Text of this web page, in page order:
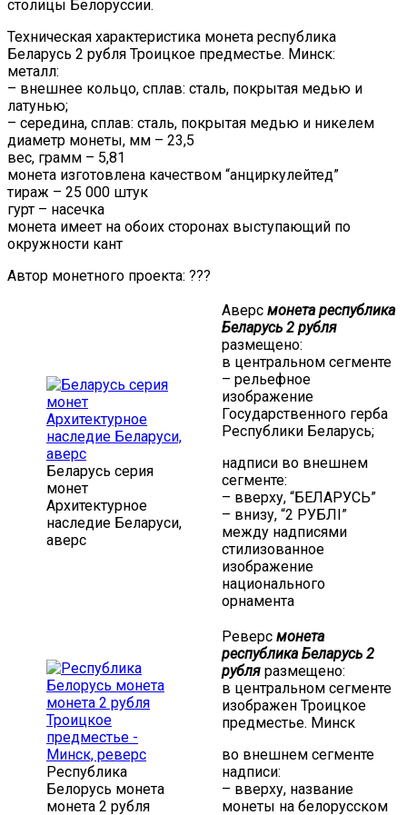
столицы Белоруссии.
Техническая характеристика монета республика
Беларусь 2 рубля Троицкое предместье. Минск:
металл:
– внешнее кольцо, сплав: сталь, покрытая медью и
латунью;
– середина, сплав: сталь, покрытая медью и никелем
диаметр монеты, мм – 23,5
вес, грамм – 5,81
монета изготовлена качеством “анциркулейтед”
тираж – 25 000 штук
гурт – насечка
монета имеет на обоих сторонах выступающий по
окружности кант
Автор монетного проекта: ???
Беларусь серия
монет
Архитектурное
наследие Беларуси,
аверс
Аверс монета республика
Беларусь 2 рубля
размещено:
в центральном сегменте
– рельефное
изображение
Государственного герба
Республики Беларусь;
надписи во внешнем
сегменте:
– вверху, “БЕЛАРУСЬ”
– внизу, “2 РУБЛI”
между надписями
стилизованное
изображение
национального
орнамента
Республика
Белорусь монета
монета 2 рубля
Реверс монета
республика Беларусь 2
рубля размещено:
в центральном сегменте
изображен Троицкое
предместье. Минск
во внешнем сегменте
надписи:
– вверху, название
монеты на белорусском